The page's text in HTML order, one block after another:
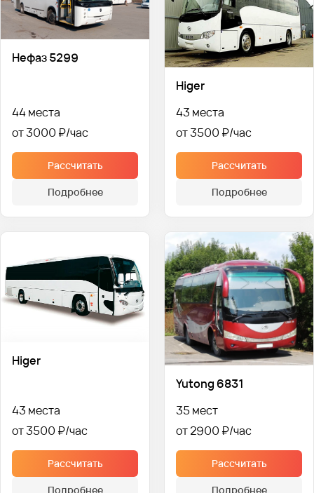
Нефаз 5299
44 места
от 3000 ₽
Рассчитать
Подробнее
Higer
43 места
от 3500 ₽
Рассчитать
Подробнее
Higer
43 места
от 3500 ₽
Рассчитать
Подробнее
Yutong 6831
35 мест
от 2900 ₽
Рассчитать
Подробнее